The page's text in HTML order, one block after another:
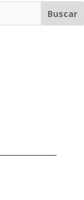
Buscar